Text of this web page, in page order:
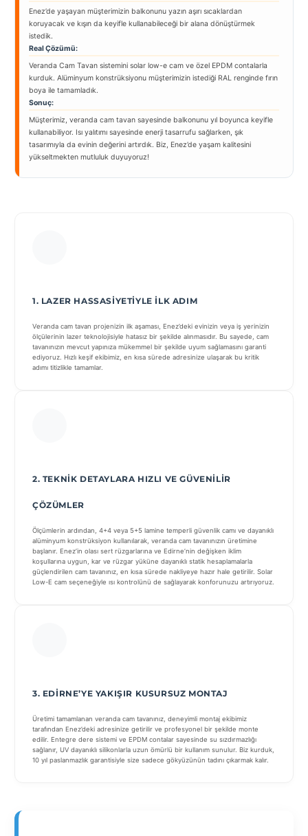
Enez’de yaşayan müşterimizin balkonunu yazın aşırı sıcaklardan
koruyacak ve kışın da keyifle kullanabileceği bir alana dönüştürmek
istedik.
Real Çözümü:
Veranda Cam Tavan sistemini solar low-e cam ve özel EPDM contalarla
kurduk. Alüminyum konstrüksiyonu müşterimizin istediği RAL renginde fırın
boya ile tamamladık.
Sonuç:
Müşterimiz, veranda cam tavan sayesinde balkonunu yıl boyunca keyifle
kullanabiliyor. Isı yalıtımı sayesinde enerji tasarrufu sağlarken, şık
tasarımıyla da evinin değerini artırdık. Biz, Enez’de yaşam kalitesini
yükseltmekten mutluluk duyuyoruz!
1. LAZER HASSASIYETIYLE İLK ADIM
Veranda cam tavan projenizin ilk aşaması, Enez’deki evinizin veya iş yerinizin
ölçülerinin lazer teknolojisiyle hatasız bir şekilde alınmasıdır. Bu sayede, cam
tavanınızın mevcut yapınıza mükemmel bir şekilde uyum sağlamasını garanti
ediyoruz. Hızlı keşif ekibimiz, en kısa sürede adresinize ulaşarak bu kritik
adımı titizlikle tamamlar.
2. TEKNIK DETAYLARA HIZLI VE GÜVENILIR
ÇÖZÜMLER
Ölçümlerin ardından, 4+4 veya 5+5 lamine temperli güvenlik camı ve dayanıklı
alüminyum konstrüksiyon kullanılarak, veranda cam tavanınızın üretimine
başlanır. Enez’in olası sert rüzgarlarına ve Edirne’nin değişken iklim
koşullarına uygun, kar ve rüzgar yüküne dayanıklı statik hesaplamalarla
güçlendirilen cam tavanınız, en kısa sürede nakliyeye hazır hale getirilir. Solar
Low-E cam seçeneğiyle ısı kontrolünü de sağlayarak konforunuzu artırıyoruz.
3. EDIRNE’YE YAKIŞIR KUSURSUZ MONTAJ
Üretimi tamamlanan veranda cam tavanınız, deneyimli montaj ekibimiz
tarafından Enez’deki adresinize getirilir ve profesyonel bir şekilde monte
edilir. Entegre dere sistemi ve EPDM contalar sayesinde su sızdırmazlığı
sağlanır, UV dayanıklı silikonlarla uzun ömürlü bir kullanım sunulur. Biz kurduk,
10 yıl paslanmazlık garantisiyle size sadece gökyüzünün tadını çıkarmak kalır.